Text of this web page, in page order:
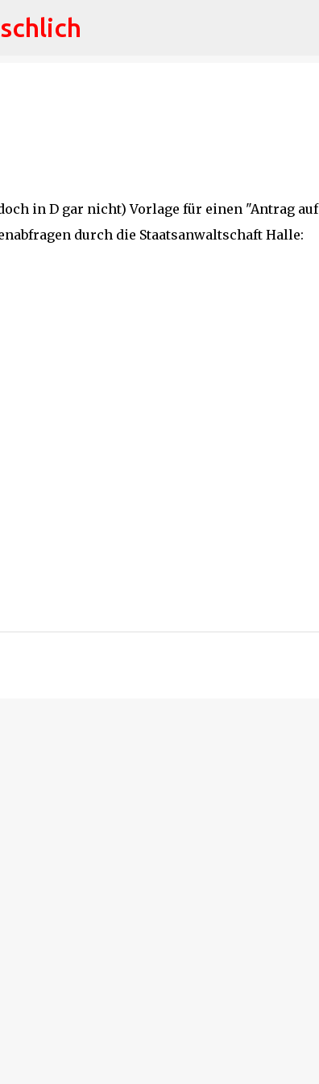
Direkt zum Hauptbereich
in D gar nicht) Vorlage für einen "Antrag auf
durch die Staatsanwaltschaft Halle: